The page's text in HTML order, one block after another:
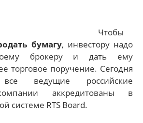
Чтобы
бумагу, инвестору надо
брокеру и дать ему
торговое поручение. Сегодня
все ведущие российские
аккредитованы в
системе RTS Board.